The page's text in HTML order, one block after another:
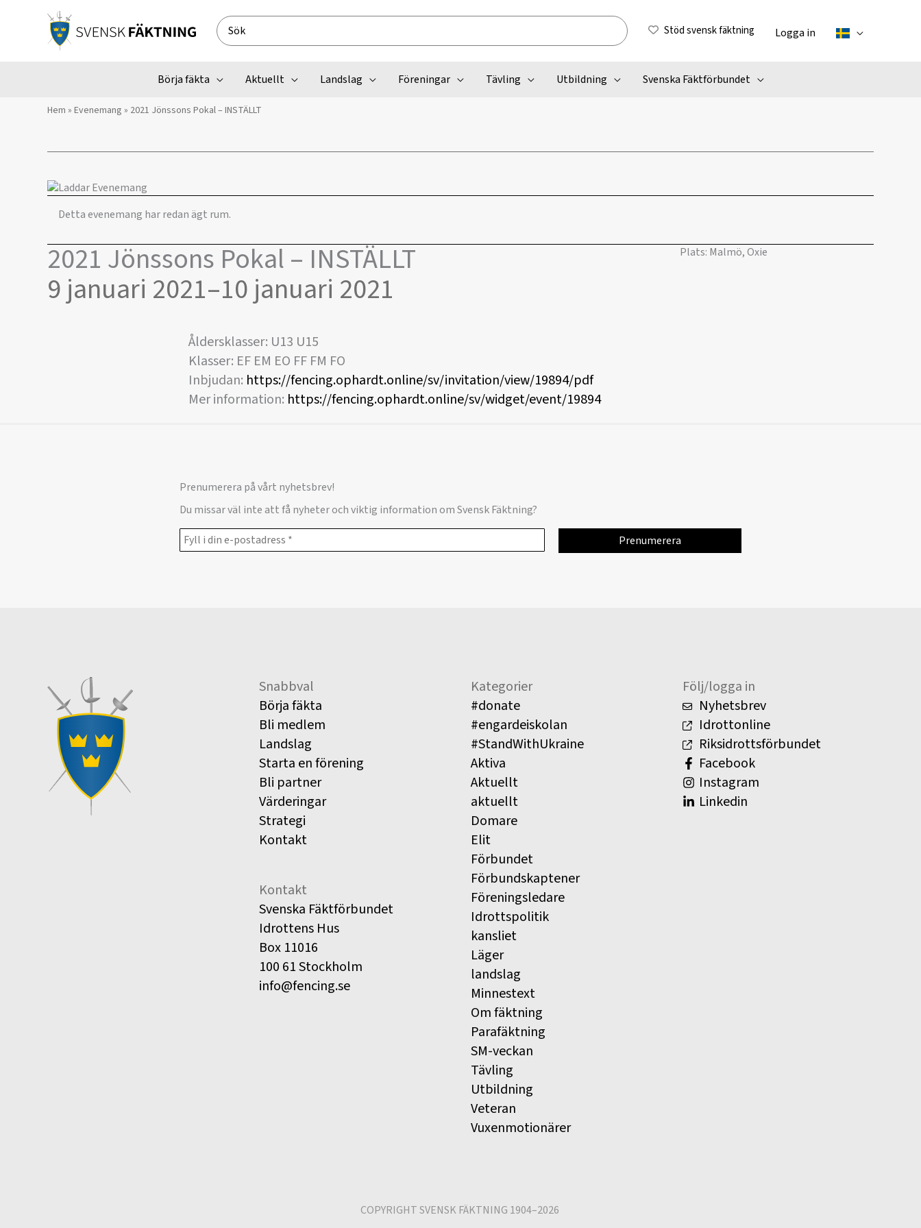
Search
for:
Stöd svensk fäktning Logga in
Börja fäkta Aktuellt Landslag Föreningar Tävling Utbildning Svenska Fäktförbundet
Hem » Evenemang » 2021 Jönssons Pokal – INSTÄLLT
Detta evenemang har redan ägt rum.
2021 Jönssons Pokal – INSTÄLLT
9 januari 2021–10 januari 2021
Plats: Malmö, Oxie
Åldersklasser: U13 U15
Klasser: EF EM EO FF FM FO
Inbjudan: https://fencing.ophardt.online/sv/invitation/view/19894/pdf
Mer information: https://fencing.ophardt.online/sv/widget/event/19894
Prenumerera på vårt nyhetsbrev!
Du missar väl inte att få nyheter och viktig information om Svensk Fäktning?
Snabbval
Börja fäkta
Bli medlem
Landslag
Starta en förening
Bli partner
Värderingar
Strategi
Kontakt
Kontakt
Svenska Fäktförbundet
Idrottens Hus
Box 11016
100 61 Stockholm
info@fencing.se
Kategorier
#donate
#engardeiskolan
#StandWithUkraine
Aktiva
Aktuellt
aktuellt
Domare
Elit
Förbundet
Förbundskaptener
Föreningsledare
Idrottspolitik
kansliet
Läger
landslag
Minnestext
Om fäktning
Parafäktning
SM-veckan
Tävling
Utbildning
Veteran
Vuxenmotionärer
Följ/logga in
Nyhetsbrev
Idrottonline
Riksidrottsförbundet
Facebook
Instagram
Linkedin
COPYRIGHT SVENSK FÄKTNING 1904–2026